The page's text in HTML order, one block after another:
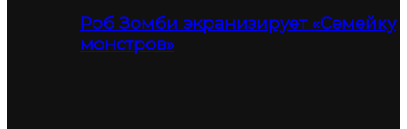
Роб Зомби экранизирует «Семейку
монстров»